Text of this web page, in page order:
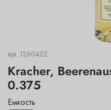
арт. 1260422
Kracher,
0.375
Емкость